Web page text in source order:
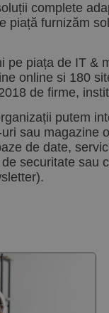
complete
piață furnizăm
pe piața de IT &
online si 180
de firme,
putem
sau magazine
de date,
securitate sau